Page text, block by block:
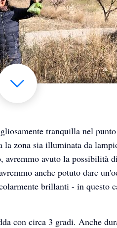
tranquilla nel
la zona sia illuminata da
avuto la possibilità
anche potuto dare
brillanti - in questo
con circa 3 gradi. Anche